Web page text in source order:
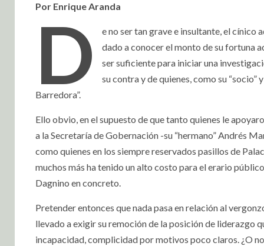
Por Enrique Aranda
D
e no ser tan grave e insultante, el cínico
dado a conocer el monto de su fortuna
ser suficiente para iniciar una
su contra y de quienes, como su
Barredora”.
Ello obvio, en el supuesto de que tanto quienes le
a la Secretaría de Gobernación -su “hermano” Andrés
como quienes en los siempre reservados pasillos de
muchos más ha tenido un alto costo para el erario
Dagnino en concreto.
Pretender entonces que nada pasa en relación al
llevado a exigir su remoción de la posición de liderazgo
incapacidad, complicidad por motivos poco claros. ¿O